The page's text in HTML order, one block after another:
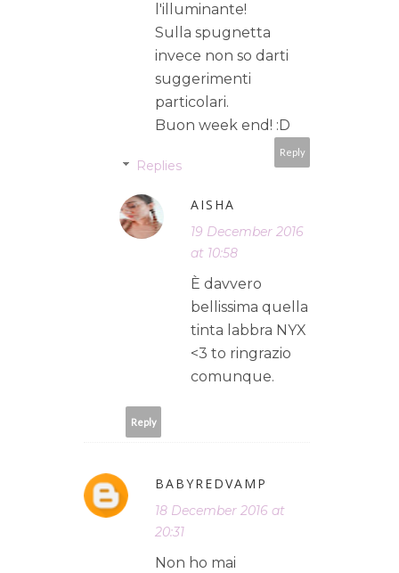
l'illuminante!
Sulla spugnetta
invece non so darti
suggerimenti
particolari.
Buon week end! :D
Reply
Replies
AISHA
19 December 2016
at 10:58
È davvero
bellissima quella
tinta labbra NYX
<3 to ringrazio
comunque.
Reply
BABYREDVAMP
18 December 2016 at
20:31
Non ho mai